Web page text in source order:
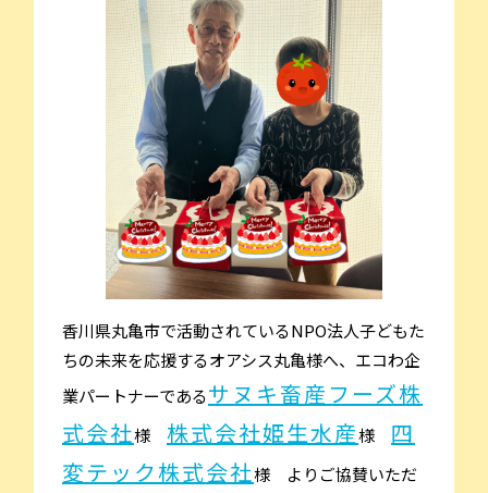
香川県丸亀市で活動されているNPO法人子どもた
ちの未来を応援するオアシス丸亀様へ、エコわ企
業パートナーであるサヌキ畜産フーズ株
式会社様 株式会社姫生水産様 四
変テック株式会社様 よりご協賛いただ